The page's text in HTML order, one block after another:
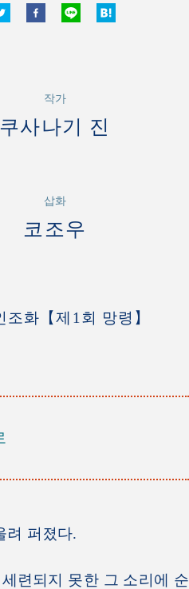
작가
쿠사나기 진
삽화
코조우
조화【제1회 망령】
려 퍼졌다.
련되지 못한 그 소리에 순